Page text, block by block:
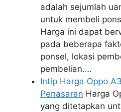
adalah sejumlah
untuk membeli
Harga ini dapat
pada beberapa
ponsel, lokasi
pembelian.…
Intip Harga Oppo
Penasaran Harga
yang ditetapkan